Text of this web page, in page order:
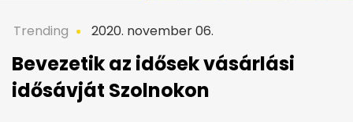
Trending 2020. november 06.
Bevezetik az idősek vásárlási
idősávját Szolnokon